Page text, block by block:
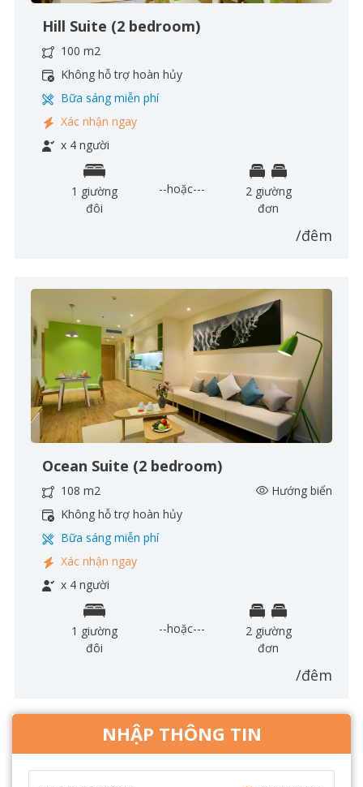
Hill Suite (2 bedroom)
100 m2
Không hỗ trợ hoàn hủy
Bữa sáng miễn phí
Xác nhận ngay
x 4 người
1 giường
đôi
--hoặc---
2 giường
đơn
/đêm
Ocean Suite (2 bedroom)
108 m2
Hướng biển
Không hỗ trợ hoàn hủy
Bữa sáng miễn phí
Xác nhận ngay
x 4 người
1 giường
đôi
--hoặc---
2 giường
đơn
/đêm
NHẬP THÔNG TIN